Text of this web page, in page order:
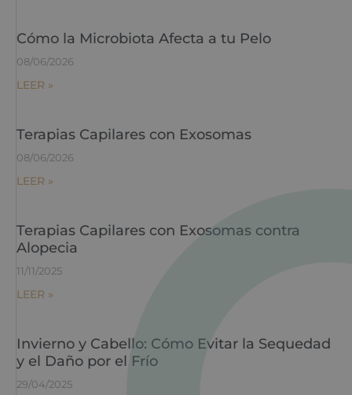
Cómo la Microbiota Afecta a tu Pelo
08/06/2026
LEER »
Terapias Capilares con Exosomas
08/06/2026
LEER »
Terapias Capilares con Exosomas contra
Alopecia
11/11/2025
LEER »
Invierno y Cabello: Cómo Evitar la Sequedad
y el Daño por el Frío
29/04/2025